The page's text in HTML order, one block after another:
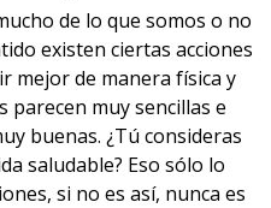
de lo que somos o no
existen ciertas acciones
mejor de manera física y
parecen muy sencillas e
buenas. ¿Tú consideras
saludable? Eso sólo lo
si no es así, nunca es